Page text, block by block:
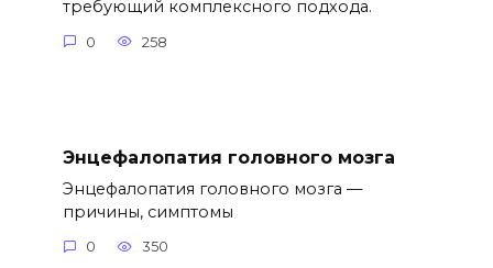
требующий комплексного подхода.
0 258
Энцефалопатия головного мозга
Энцефалопатия головного мозга —
причины, симптомы
0 350